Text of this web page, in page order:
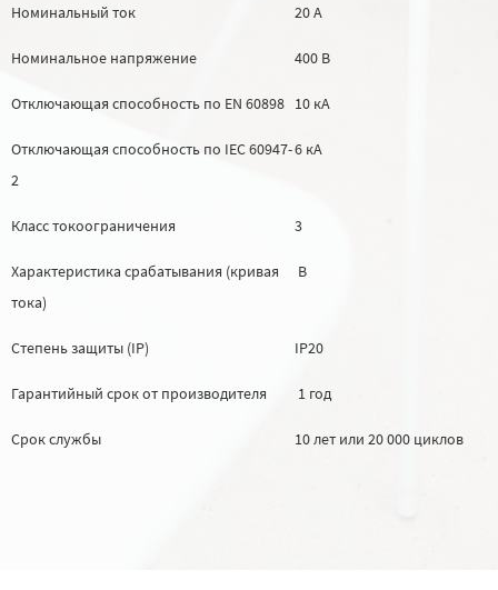
Номинальный ток 20 А
Номинальное напряжение 400 В
Отключающая способность по EN 60898 10 кА
Отключающая способность по IEC 60947-
2
6 кА
Класс токоограничения 3
Характеристика срабатывания (кривая
тока)
B
Степень защиты (IP) IP20
Гарантийный срок от производителя 1 год
Срок службы 10 лет или 20 000 циклов